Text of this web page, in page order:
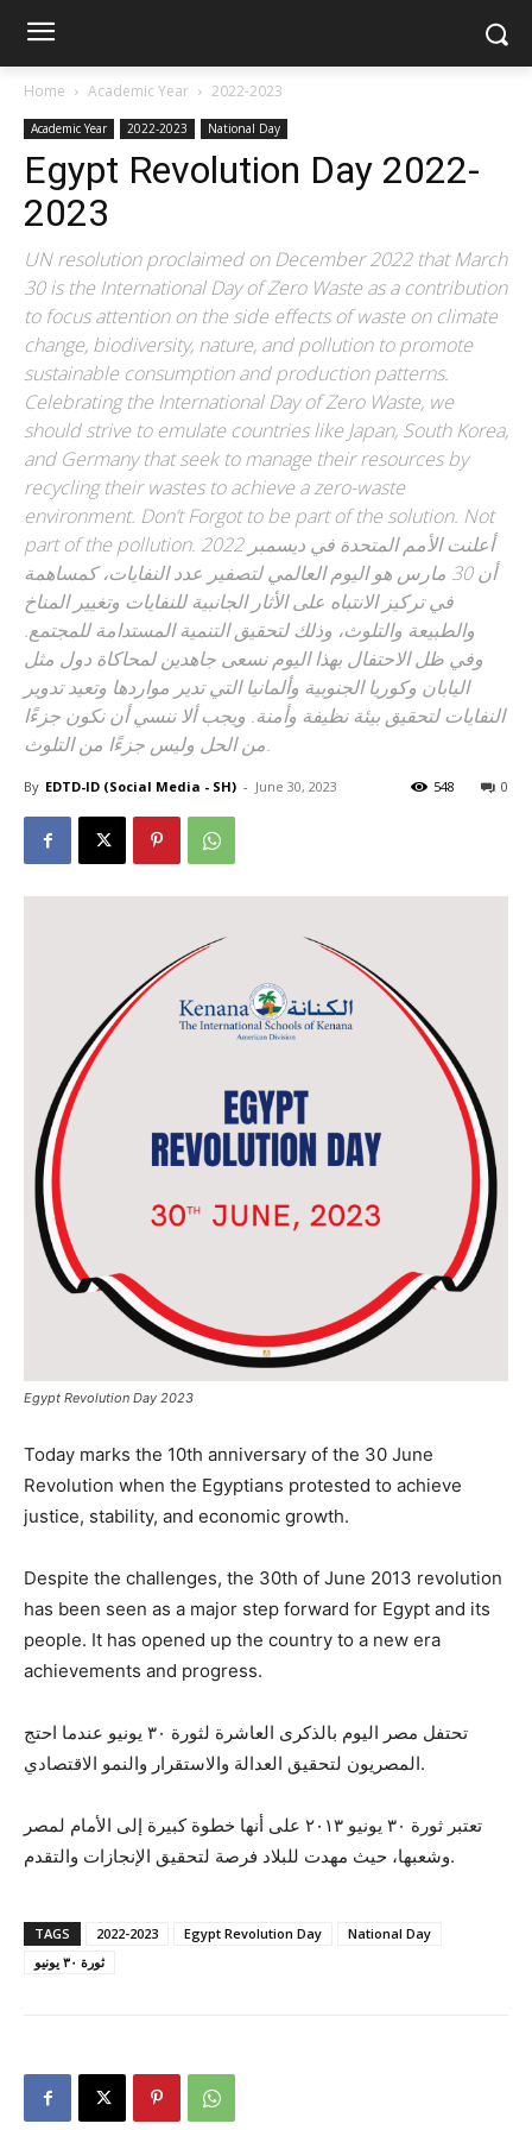
Home Academic Year 2022-2023
Academic Year 2022-2023 National Day
Egypt Revolution Day 2022-
2023
UN resolution proclaimed on December 2022 that March
30 is the International Day of Zero Waste as a contribution
to focus attention on the side effects of waste on climate
change, biodiversity, nature, and pollution to promote
sustainable consumption and production patterns.
Celebrating the International Day of Zero Waste, we
should strive to emulate countries like Japan, South Korea,
and Germany that seek to manage their resources by
recycling their wastes to achieve a zero-waste
environment. Don’t Forgot to be part of the solution. Not
part of the pollution. أعلنت الأمم المتحدة في ديسمبر 2022
أن 30 مارس هو اليوم العالمي لتصفير عدد النفايات، كمساهمة
في تركيز الانتباه على الأثار الجانبية للنفايات وتغيير المناخ
والطبيعة والتلوث، وذلك لتحقيق التنمية المستدامة للمجتمع.
وفي ظل الاحتفال بهذا اليوم نسعى جاهدين لمحاكاة دول مثل
اليابان وكوريا الجنوبية وألمانيا التي تدير مواردها وتعيد تدوير
النفايات لتحقيق بيئة نظيفة وأمنة. ويجب ألا ننسي أن نكون جزءًا
من الحل وليس جزءًا من التلوث.
By EDTD-ID (Social Media - SH) - June 30, 2023 0
548
Egypt Revolution Day 2023
Today marks the 10th anniversary of the 30 June
Revolution when the Egyptians protested to achieve
justice, stability, and economic growth.
Despite the challenges, the 30th of June 2013 revolution
has been seen as a major step forward for Egypt and its
people. It has opened up the country to a new era
achievements and progress.
تحتفل مصر اليوم بالذكرى العاشرة لثورة ٣٠ يونيو عندما احتج
المصريون لتحقيق العدالة والاستقرار والنمو الاقتصادي.
تعتبر ثورة ٣٠ يونيو ٢٠١٣ على أنها خطوة كبيرة إلى الأمام لمصر
وشعبها، حيث مهدت للبلاد فرصة لتحقيق الإنجازات والتقدم.
TAGS 2022-2023 Egypt Revolution Day
National Day
ثورة ٣٠ يونيو